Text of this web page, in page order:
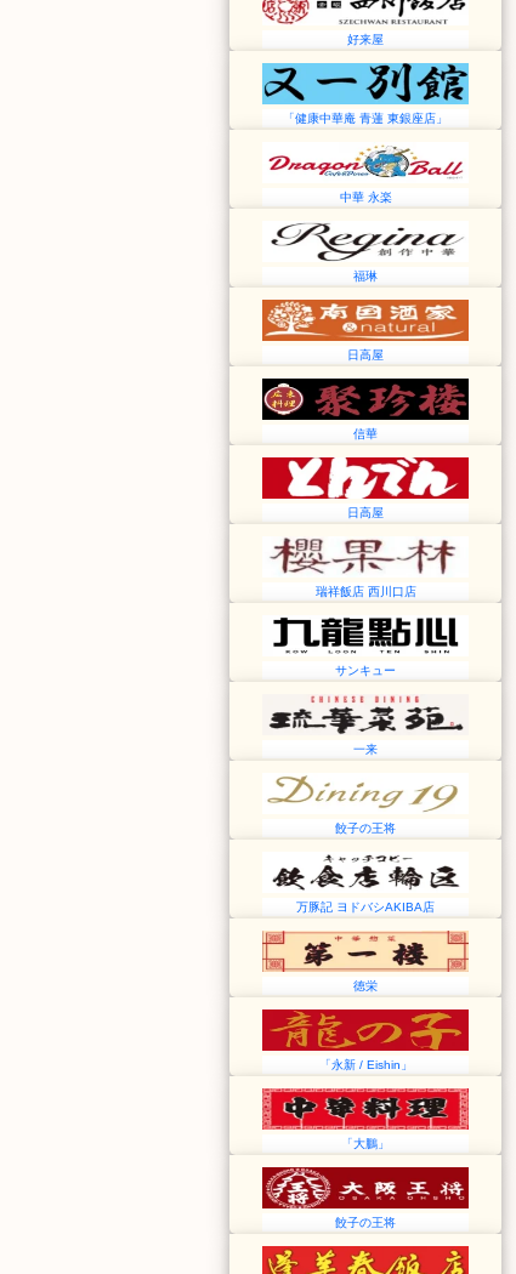
好来屋
「健康中華庵 青蓮 東銀座店」
中華 永楽
福琳
日高屋
信華
日高屋
瑞祥飯店 西川口店
サンキュー
一来
餃子の王将
万豚記 ヨドバシAKIBA店
徳栄
「永新 / Eishin」
「大鵬」
餃子の王将